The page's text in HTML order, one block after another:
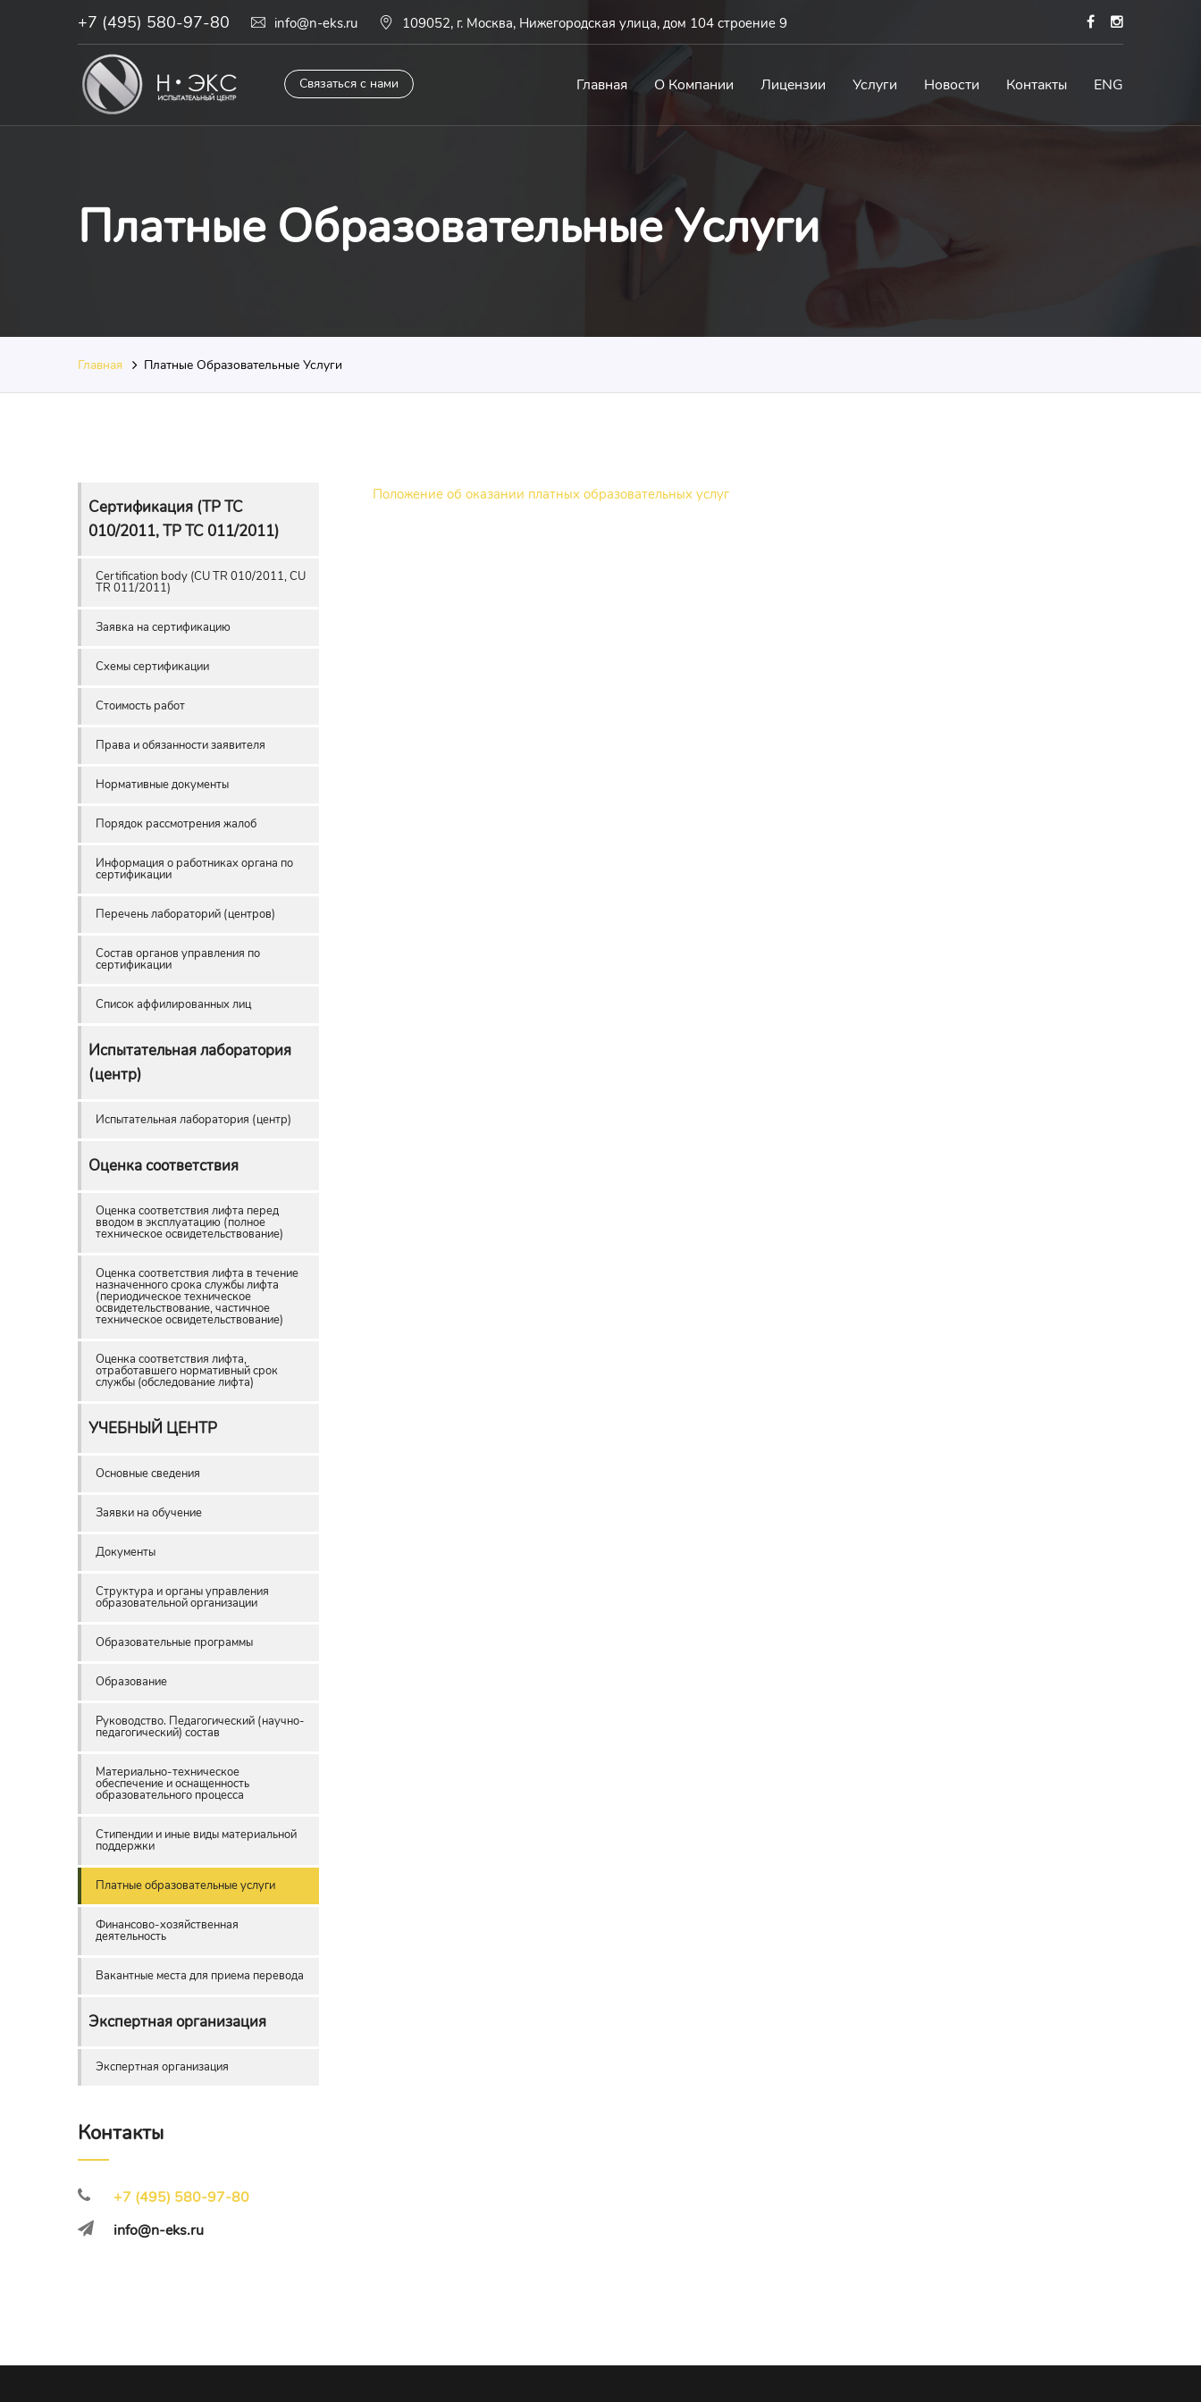
+7 (495) 580-97-80 info@n-eks.ru 109052, г. Москва, Нижегородская улица, дом 104 строение 9
Связаться с нами Главная О Компании Лицензии Услуги Новости Контакты ENG
Платные Образовательные Услуги
Главная Платные Образовательные Услуги
Положение об оказании платных образовательных услуг
Сертификация (ТР ТС
010/2011, ТР ТС 011/2011)
Сertification body (CU TR 010/2011, CU
TR 011/2011)
Заявка на сертификацию
Схемы сертификации
Стоимость работ
Права и обязанности заявителя
Нормативные документы
Порядок рассмотрения жалоб
Информация о работниках органа по
сертификации
Перечень лабораторий (центров)
Состав органов управления по
сертификации
Список аффилированных лиц
Испытательная лаборатория
(центр)
Испытательная лаборатория (центр)
Оценка соответствия
Оценка соответствия лифта перед
вводом в эксплуатацию (полное
техническое освидетельствование)
Оценка соответствия лифта в течение
назначенного срока службы лифта
(периодическое техническое
освидетельствование, частичное
техническое освидетельствование)
Оценка соответствия лифта,
отработавшего нормативный срок
службы (обследование лифта)
УЧЕБНЫЙ ЦЕНТР
Основные сведения
Заявки на обучение
Документы
Структура и органы управления
образовательной организации
Образовательные программы
Образование
Руководство. Педагогический (научно-
педагогический) состав
Материально-техническое
обеспечение и оснащенность
образовательного процесса
Стипендии и иные виды материальной
поддержки
Платные образовательные услуги
Финансово-хозяйственная
деятельность
Вакантные места для приема перевода
Экспертная организация
Экспертная организация
Контакты
+7 (495) 580-97-80
info@n-eks.ru